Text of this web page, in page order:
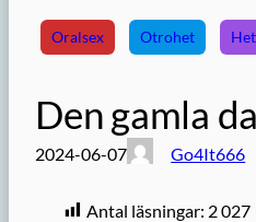
Oralsex Otrohet
Den gamla
2024-06-07 Go4It666
Antal läsningar: 2 027